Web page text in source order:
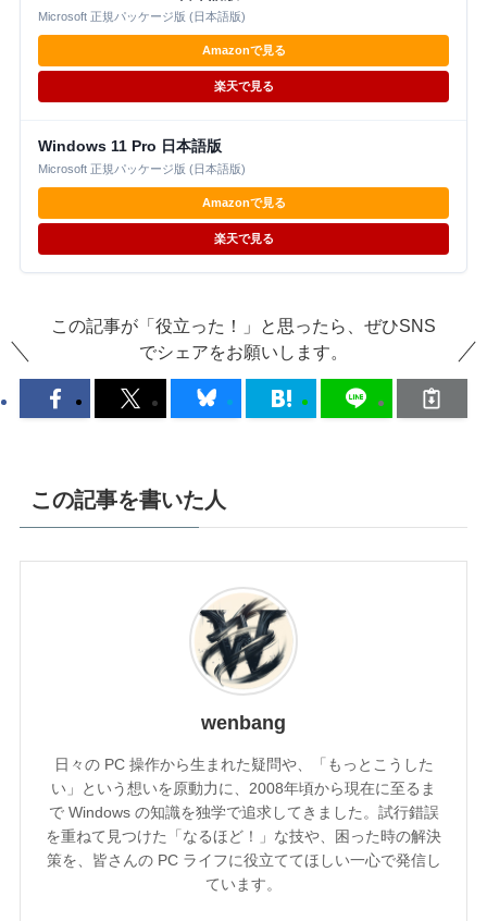
Microsoft 正規パッケージ版 (日本語版)
Amazonで見る
楽天で見る
Windows 11 Pro 日本語版
Microsoft 正規パッケージ版 (日本語版)
Amazonで見る
楽天で見る
この記事が「役立った！」と思ったら、ぜひSNS
でシェアをお願いします。
この記事を書いた人
wenbang
日々の PC 操作から生まれた疑問や、「もっとこうした
い」という想いを原動力に、2008年頃から現在に至るま
で Windows の知識を独学で追求してきました。試行錯誤
を重ねて見つけた「なるほど！」な技や、困った時の解決
策を、皆さんの PC ライフに役立ててほしい一心で発信し
ています。